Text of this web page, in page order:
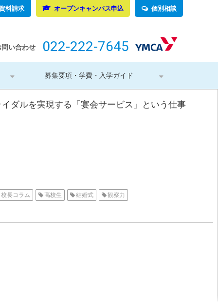
料請求 オープンキャンパス申込 個別相談
い合わせ 022-222-7645
募集要項・学費・入学ガイド
ダルを実現する「宴会サービス」という仕事
校長コラム 高校生 結婚式 観察力